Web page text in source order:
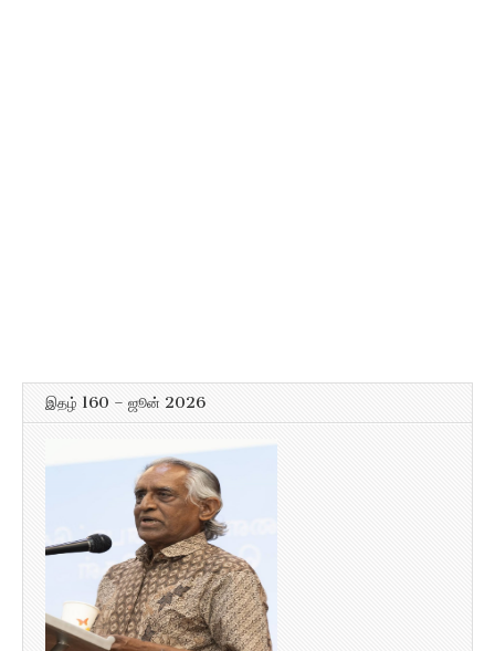
இதழ் 160 – ஜூன் 2026